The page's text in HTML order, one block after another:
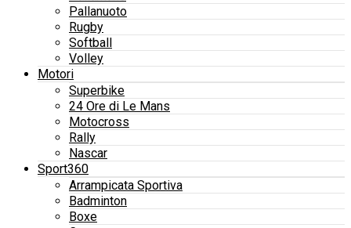
Pallanuoto
Rugby
Softball
Volley
Motori
Superbike
24 Ore di Le Mans
Motocross
Rally
Nascar
Sport360
Arrampicata Sportiva
Badminton
Boxe